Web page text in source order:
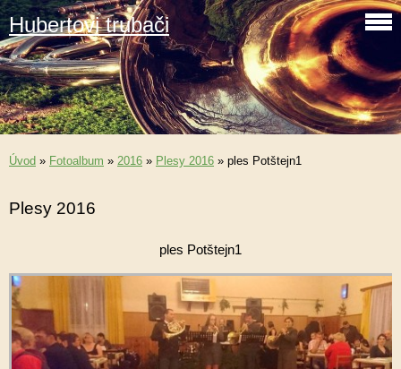
Hubertovi trubači
Úvod » Fotoalbum » 2016 » Plesy 2016 » ples Potštejn1
Plesy 2016
ples Potštejn1